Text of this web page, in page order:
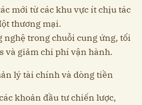
mới từ các khu vực ít chịu tác
thương mại.
nghệ trong chuỗi cung ứng, tối
và giảm chi phí vận hành.
lý tài chính và dòng tiền
khoản đầu tư chiến lược,